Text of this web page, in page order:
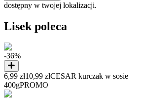
dostępny w twojej lokalizacji.
Lisek poleca
-36%
6,99 zł10,99 złCESAR kurczak w sosie
400gPROMO